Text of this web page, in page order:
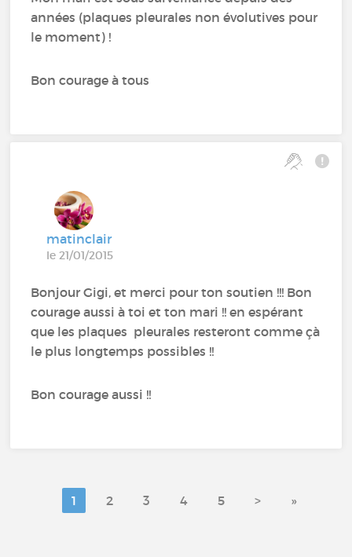
années (plaques pleurales non évolutives pour
le moment) !
Bon courage à tous
matinclair
le 21/01/2015
Bonjour Gigi, et merci pour ton soutien !!! Bon
courage aussi à toi et ton mari !! en espérant
que les plaques pleurales resteront comme çà
le plus longtemps possibles !!
Bon courage aussi !!
1 2 3 4 5 > »